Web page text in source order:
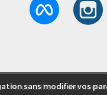
sans modifier vos
Nous utilisons des